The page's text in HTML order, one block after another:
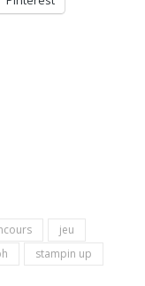
jeu
stampin up